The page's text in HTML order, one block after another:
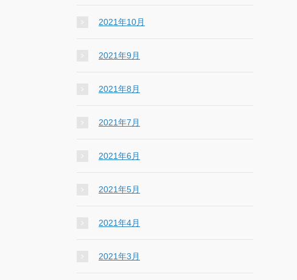
2021年10月
2021年9月
2021年8月
2021年7月
2021年6月
2021年5月
2021年4月
2021年3月